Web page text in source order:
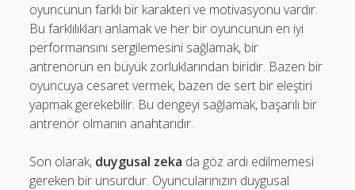
oyuncunun farklı bir karakteri ve motivasyonu vardır.
Bu farklılıkları anlamak ve her bir oyuncunun en iyi
performansını sergilemesini sağlamak, bir
antrenörün en büyük zorluklarından biridir. Bazen bir
oyuncuya cesaret vermek, bazen de sert bir eleştiri
yapmak gerekebilir. Bu dengeyi sağlamak, başarılı bir
antrenör olmanın anahtarıdır.
Son olarak, duygusal zeka da göz ardı edilmemesi
gereken bir unsurdur. Oyuncularınızın duygusal